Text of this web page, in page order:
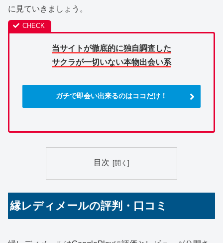
に見ていきましょう。
当サイトが徹底的に独自調査した
サクラが一切いない本物出会い系
ガチで即会い出来るのはココだけ！
目次
縁レディメールの評判・口コミ